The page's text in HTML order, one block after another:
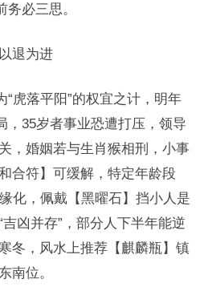
务必三思。
退为进
“虎落平阳”的权宜之计，明年
，35岁者事业恐遭打压，领导
，婚姻若与生肖猴相刑，小事
合符】可缓解，特定年龄段
化，佩戴【黑曜石】挡小人是
吉凶并存”，部分人下半年能逆
冬，风水上推荐【麒麟瓶】镇
南位。